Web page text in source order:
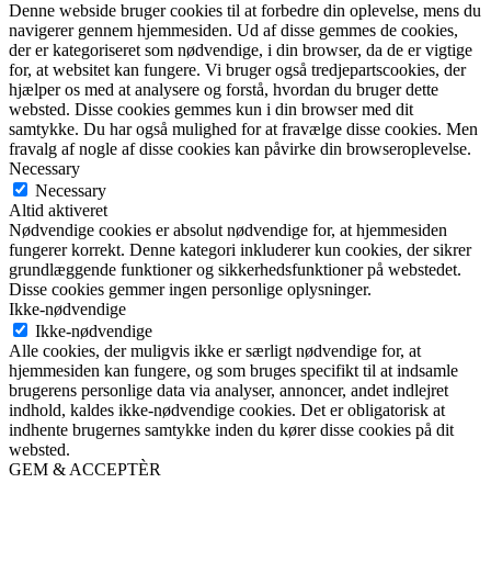
Denne webside bruger cookies til at forbedre din oplevelse, mens du
navigerer gennem hjemmesiden. Ud af disse gemmes de cookies,
der er kategoriseret som nødvendige, i din browser, da de er vigtige
for, at websitet kan fungere. Vi bruger også tredjepartscookies, der
hjælper os med at analysere og forstå, hvordan du bruger dette
websted. Disse cookies gemmes kun i din browser med dit
samtykke. Du har også mulighed for at fravælge disse cookies. Men
fravalg af nogle af disse cookies kan påvirke din browseroplevelse.
Necessary
Necessary
Altid aktiveret
Nødvendige cookies er absolut nødvendige for, at hjemmesiden
fungerer korrekt. Denne kategori inkluderer kun cookies, der sikrer
grundlæggende funktioner og sikkerhedsfunktioner på webstedet.
Disse cookies gemmer ingen personlige oplysninger.
Ikke-nødvendige
Ikke-nødvendige
Alle cookies, der muligvis ikke er særligt nødvendige for, at
hjemmesiden kan fungere, og som bruges specifikt til at indsamle
brugerens personlige data via analyser, annoncer, andet indlejret
indhold, kaldes ikke-nødvendige cookies. Det er obligatorisk at
indhente brugernes samtykke inden du kører disse cookies på dit
websted.
GEM & ACCEPTÈR